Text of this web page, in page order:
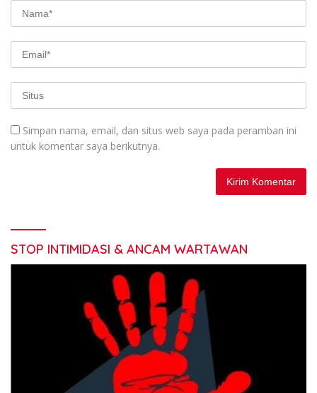
Simpan nama, email, dan situs web saya pada peramban ini
untuk komentar saya berikutnya.
STOP INTIMIDASI & ANCAM WARTAWAN